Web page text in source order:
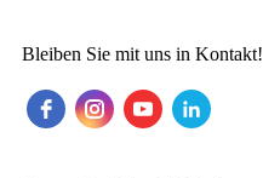
Bleiben Sie mit uns in Kontakt!